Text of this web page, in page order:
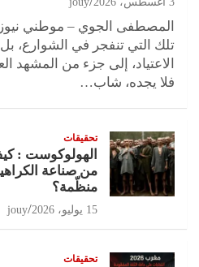
المصطفى الجوي – موطني
تلك التي تنفجر في الشوارع،
الاعتياد، إلى جزء من المشهد
فلا يجده، شاب…
تحقيقات
الهولوكوست :
من صناعة
منظّمة؟
15 يوليو، 2026 jouy
تحقيقات